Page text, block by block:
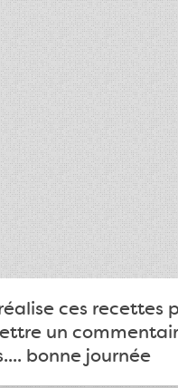
ces recettes
un
bonne journée